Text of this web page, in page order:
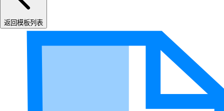
返回模板列表